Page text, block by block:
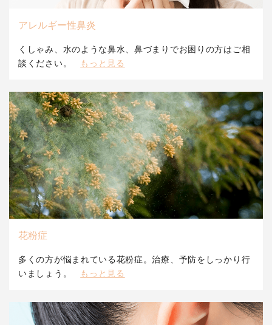
アレルギー性鼻炎
くしゃみ、水のような鼻水、鼻づまりでお困りの方はご相
談ください。
もっと見る
花粉症
多くの方が悩まれている花粉症。治療、予防をしっかり行
いましょう。
もっと見る